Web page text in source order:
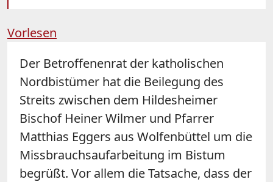
Vorlesen
Der Betroffenenrat der katholischen
Nordbistümer hat die Beilegung des
Streits zwischen dem Hildesheimer
Bischof Heiner Wilmer und Pfarrer
Matthias Eggers aus Wolfenbüttel um die
Missbrauchsaufarbeitung im Bistum
begrüßt. Vor allem die Tatsache, dass der